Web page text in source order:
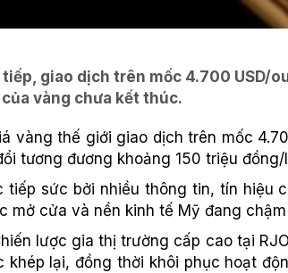
giao dịch trên mốc 4.700 USD/
vàng chưa kết thúc.
vàng thế giới giao dịch trên mốc
tương đương khoảng 150 triệu đồng/
sức bởi nhiều thông tin, tín hiệu
mở cửa và nền kinh tế Mỹ đang
lược gia thị trường cấp cao tại
lại, đồng thời khôi phục hoạt